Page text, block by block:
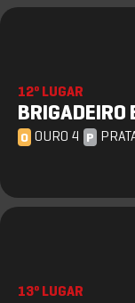
12º LUGAR
O OURO 4 P
13º LUGAR